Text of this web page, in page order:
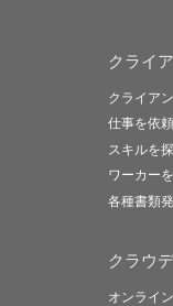
クライ
クライア
仕事を依
スキルを
ワーカー
各種書類
クラウ
オンライ